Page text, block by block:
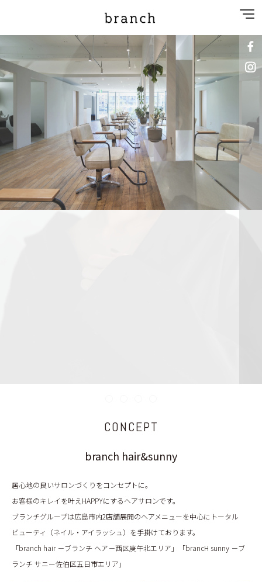
NEWS
SPECIAL MENU
MENU
SHOP&STAFF
PRIVACY POLICY
GALLERY
CONCEPT
branch hair&sunny
居心地の良いサロンづくりをコンセプトに。
お客様のキレイを叶えHAPPYにするヘアサロンです。
ブランチグループは広島市内2店舗展開のヘアメニューを中心にトータル
ビューティ（ネイル・アイラッシュ）を手掛けております。
「branch hair －ブランチ ヘア－西区庚午北エリア」「brancH sunny －ブ
ランチ サニー佐伯区五日市エリア」